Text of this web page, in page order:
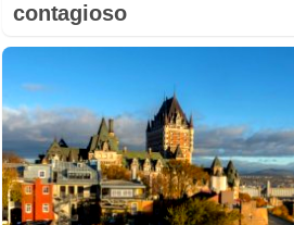
contagioso